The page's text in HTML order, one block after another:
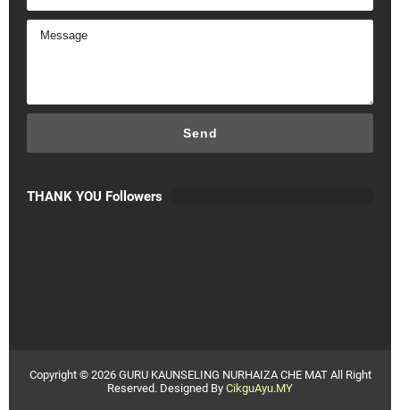
THANK YOU Followers
Copyright © 2026 GURU KAUNSELING NURHAIZA CHE MAT All Right
Reserved. Designed By CikguAyu.MY